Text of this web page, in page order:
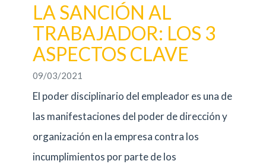
LA SANCIÓN AL
TRABAJADOR: LOS 3
ASPECTOS CLAVE
09/03/2021
El poder disciplinario del empleador es una de
las manifestaciones del poder de dirección y
organización en la empresa contra los
incumplimientos por parte de los